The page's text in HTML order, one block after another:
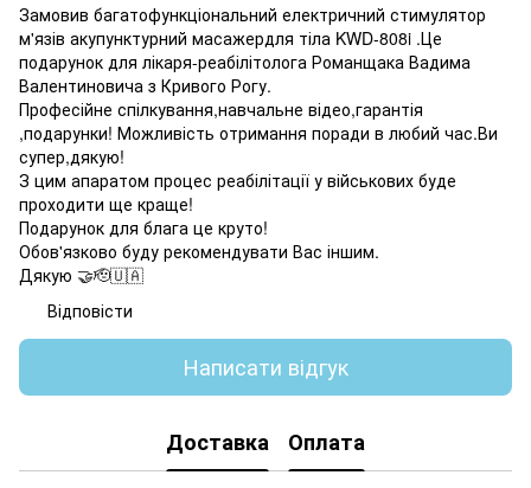
Замовив багатофункціональний електричний стимулятор
м'язів акупунктурний масажердля тіла KWD-808i .Це
подарунок для лікаря-реабілітолога Романщака Вадима
Валентиновича з Кривого Рогу.
Професійне спілкування,навчальне відео,гарантія
,подарунки! Можливість отримання поради в любий час.Ви
супер,дякую!
З цим апаратом процес реабілітації у військових буде
проходити ще краще!
Подарунок для блага це круто!
Обов'язково буду рекомендувати Вас іншим.
Дякую 🤝🫡🇺🇦
Відповісти
Написати відгук
Доставка Оплата